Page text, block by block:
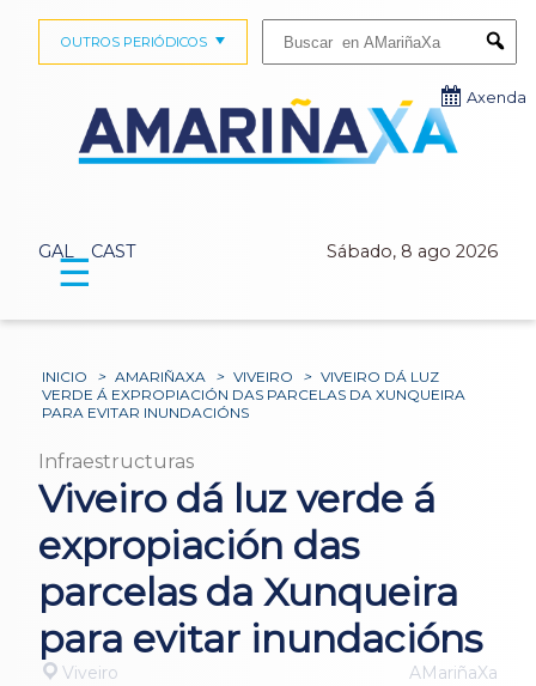
GAL CAST Sábado, 8 ago 2026
OUTROS PERIÓDICOS
Axenda
☰
INICIO > AMARIÑAXA > VIVEIRO > VIVEIRO DÁ LUZ
VERDE Á EXPROPIACIÓN DAS PARCELAS DA XUNQUEIRA
PARA EVITAR INUNDACIÓNS
Infraestructuras
Viveiro dá luz verde á
expropiación das
parcelas da Xunqueira
para evitar inundacións
Viveiro AMariñaXa